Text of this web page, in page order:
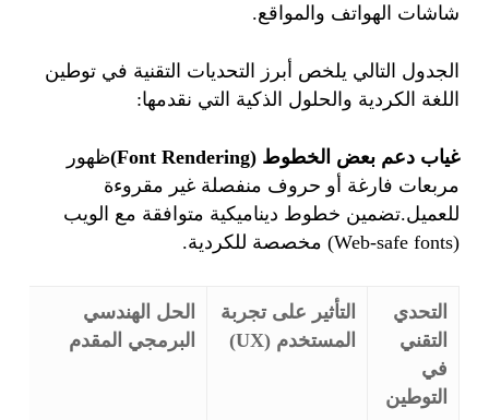
شاشات الهواتف والمواقع.
الجدول التالي يلخص أبرز التحديات التقنية في توطين
اللغة الكردية والحلول الذكية التي نقدمها:
غياب دعم بعض الخطوط (Font Rendering)
ظهور
مربعات فارغة أو حروف منفصلة غير مقروءة
للعميل.تضمين خطوط ديناميكية متوافقة مع الويب
(Web-safe fonts) مخصصة للكردية.
التحدي
التقني
في
التوطين
التأثير على تجربة
المستخدم (UX)
الحل الهندسي
البرمجي المقدم